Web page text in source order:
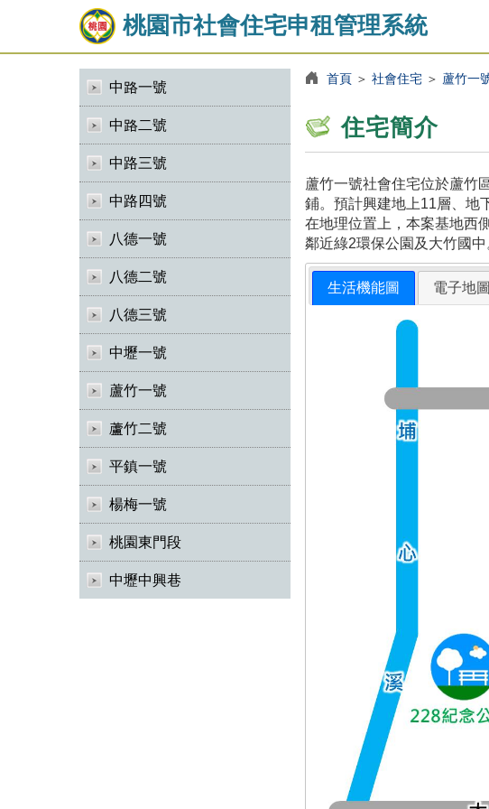
桃園市社會住宅申租管理系統
中路一號
中路二號
中路三號
中路四號
八德一號
八德二號
八德三號
中壢一號
蘆竹一號
蘆竹二號
平鎮一號
楊梅一號
桃園東門段
中壢中興巷
首頁＞ 社會住宅＞ 蘆竹一
住宅簡介
蘆竹一號社會住宅位於蘆竹
鋪。預計興建地上11層、地
在地理位置上，本案基地西
鄰近綠2環保公園及大竹國中
生活機能圖 電子地圖